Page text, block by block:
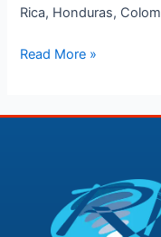
Rica, Honduras,
Read More »